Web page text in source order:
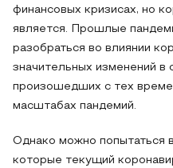
финансовых кризисах, но
является. Прошлые
разобраться во влиянии
значительных изменений в
произошедших с тех
масштабах пандемий.
Однако можно попытаться
которые текущий